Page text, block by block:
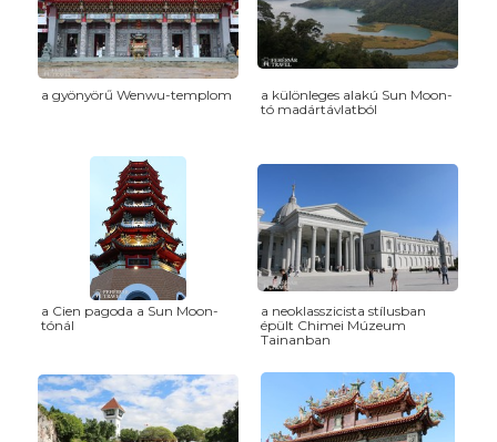
a gyönyörű Wenwu-templom
a különleges alakú Sun Moon-
tó madártávlatból
a Cien pagoda a Sun Moon-
tónál
a neoklasszicista stílusban
épült Chimei Múzeum
Tainanban